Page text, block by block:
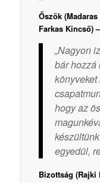
Őszök
Farkas Kincső)
„Nagyon
bár hozzá
hogy az
egyedül,
Bizottság (Rajki